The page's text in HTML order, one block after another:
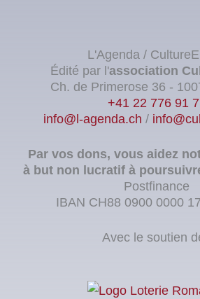
L'Agenda /
Édité par l'association
Ch. de Primerose 36 -
+41 22 776 91
info@l-agenda.ch /
Par vos dons, vous aidez
à but non lucratif à
Postfinance
IBAN CH88 0900 0000
Avec le soutien